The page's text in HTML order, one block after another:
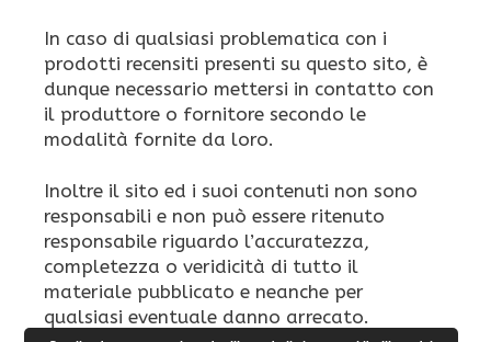
In caso di qualsiasi problematica con i
prodotti recensiti presenti su questo sito, è
dunque necessario mettersi in contatto con
il produttore o fornitore secondo le
modalità fornite da loro.
Inoltre il sito ed i suoi contenuti non sono
responsabili e non può essere ritenuto
responsabile riguardo l’accuratezza,
completezza o veridicità di tutto il
materiale pubblicato e neanche per
qualsiasi eventuale danno arrecato.